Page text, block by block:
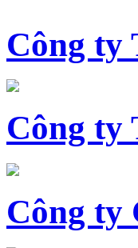
Công ty
Công ty
Công ty